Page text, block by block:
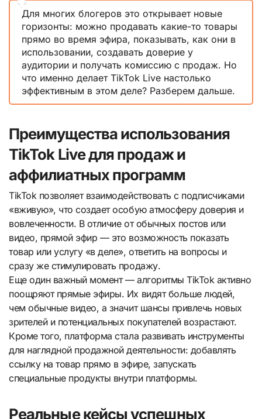
Для многих блогеров это открывает новые
горизонты: можно продавать какие-то товары
прямо во время эфира, показывать, как они в
использовании, создавать доверие у
аудитории и получать комиссию с продаж. Но
что именно делает TikTok Live настолько
эффективным в этом деле? Разберем дальше.
Преимущества использования
TikTok Live для продаж и
аффилиатных программ
TikTok позволяет взаимодействовать с подписчиками
«вживую», что создает особую атмосферу доверия и
вовлеченности. В отличие от обычных постов или
видео, прямой эфир — это возможность показать
товар или услугу «в деле», ответить на вопросы и
сразу же стимулировать продажу.
Еще один важный момент — алгоритмы TikTok активно
поощряют прямые эфиры. Их видят больше людей,
чем обычные видео, а значит шансы привлечь новых
зрителей и потенциальных покупателей возрастают.
Кроме того, платформа стала развивать инструменты
для наглядной продажной деятельности: добавлять
ссылку на товар прямо в эфире, запускать
специальные продукты внутри платформы.
Реальные кейсы успешных